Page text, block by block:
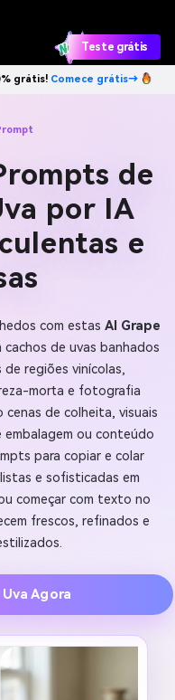
Teste grátis
grátis! Comece grátis→
de
por IA
e
com estas AI Grape
cachos de uvas banhados
regiões vinícolas,
morta e fotografia
cenas de colheita, visuais
embalagem ou conteúdo
para copiar e colar
e sofisticadas em
começar com texto no
frescos, refinados e
Agora